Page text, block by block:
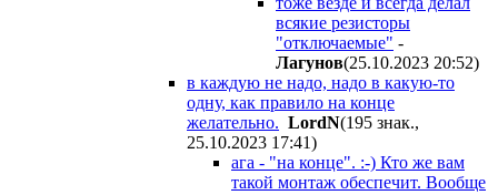
всякие резисторы
"отключаемые" -
Лaгyнoв(25.10.2023 20:52)
в каждую не надо, надо в какую-то
одну, как правило на конце
желательно. LordN(195 знак.,
25.10.2023 17:41)
ага - "на конце". :-) Кто же вам
такой монтаж обеспечит. Вообще